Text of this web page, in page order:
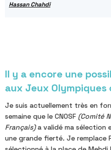
Hassan Chahdi
Il y a encore une
aux Jeux
Je suis actuellement très en
semaine que le CNOSF (Comité
Français)a validé ma sélection
une grande fierté. Je remplace